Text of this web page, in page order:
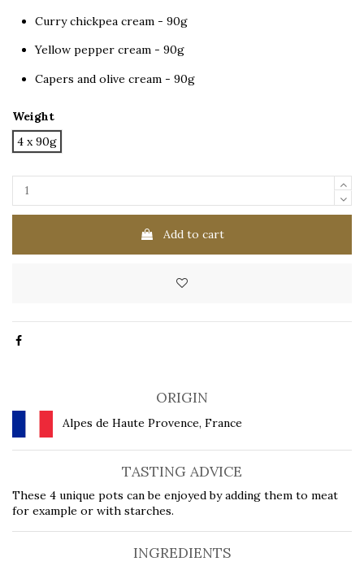
Curry chickpea cream - 90g
Yellow pepper cream - 90g
Capers and olive cream - 90g
Weight
4 x 90g
Add to cart
ORIGIN
Alpes de Haute Provence, France
TASTING ADVICE
These 4 unique pots can be enjoyed by adding them to meat
for example or with starches.
INGREDIENTS